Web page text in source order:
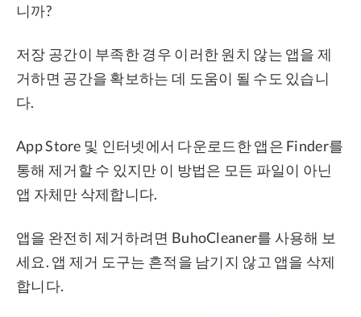
니까?
저장 공간이 부족한 경우 이러한 원치 않는 앱을 제
거하면 공간을 확보하는 데 도움이 될 수도 있습니
다.
App Store 및 인터넷에서 다운로드한 앱은 Finder를
통해 제거할 수 있지만 이 방법은 모든 파일이 아닌
앱 자체만 삭제합니다.
앱을 완전히 제거하려면 BuhoCleaner를 사용해 보
세요. 앱 제거 도구는 흔적을 남기지 않고 앱을 삭제
합니다.